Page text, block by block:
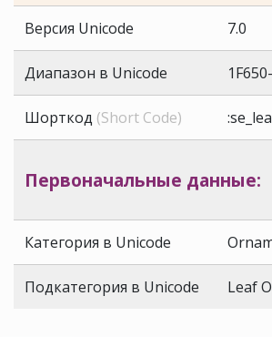
Версия Unicode 7.0
Диапазон в Unicode
Шорткод (Short Code)
Первоначальные данные:
Категория в Unicode
Подкатегория в Unicode Leaf